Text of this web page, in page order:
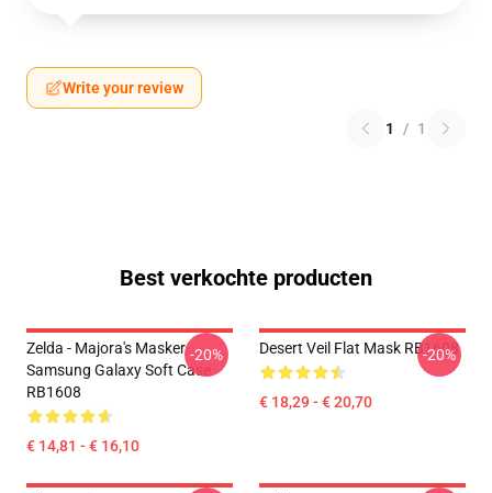
Write your review
1 / 1
Best verkochte producten
Zelda - Majora's Masker
Samsung Galaxy Soft Case
RB1608
€ 14,81 - € 16,10
-20% Desert Veil Flat Mask RB1608
€ 18,29 - € 20,70
-20%